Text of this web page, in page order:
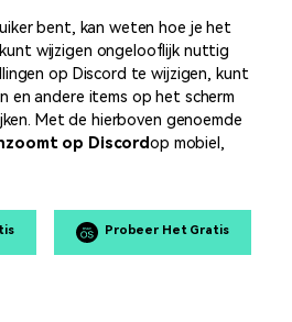
bent, kan weten hoe je het
wijzigen ongelooflijk nuttig
op Discord te wijzigen, kunt
en andere items op het scherm
Met de hierboven genoemde
op Discordop mobiel,
Probeer Het Gratis